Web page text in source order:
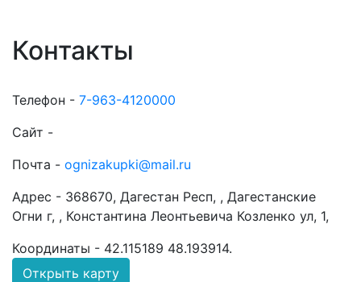
Контакты
Телефон - 7-963-4120000
Сайт -
Почта - ognizakupki@mail.ru
Адрес - 368670, Дагестан Респ, , Дагестанские
Огни г, , Константина Леонтьевича Козленко ул, 1,
Координаты - 42.115189 48.193914.
Открыть карту